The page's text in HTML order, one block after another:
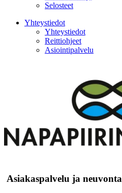
Selosteet
Yhteystiedot
Yhteystiedot
Reittiohjeet
Asiointipalvelu
Asiakaspalvelu ja neuvonta